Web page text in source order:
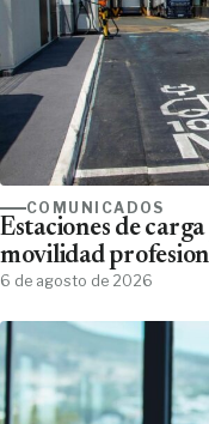
COMUNICADOS
Estaciones de
movilidad
6 de agosto de 2026